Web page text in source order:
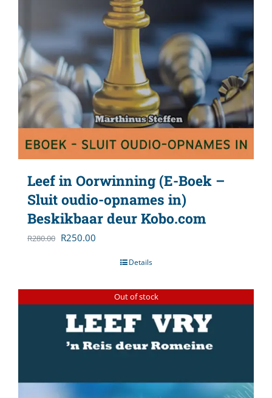
Leef in Oorwinning (E-Boek –
Sluit oudio-opnames in)
Beskikbaar deur Kobo.com
R280.00 Original
R250.00
R250.00.
Details
Out of stock